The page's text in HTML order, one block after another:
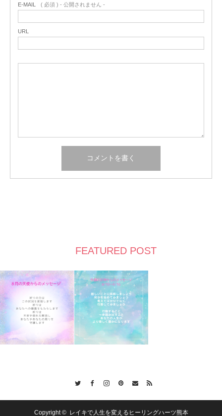
E-MAIL ( 必須 ) - 公開されません -
URL
FEATURED POST
Copyright © レイキで人生を変えるヒーリングハーツ熊本